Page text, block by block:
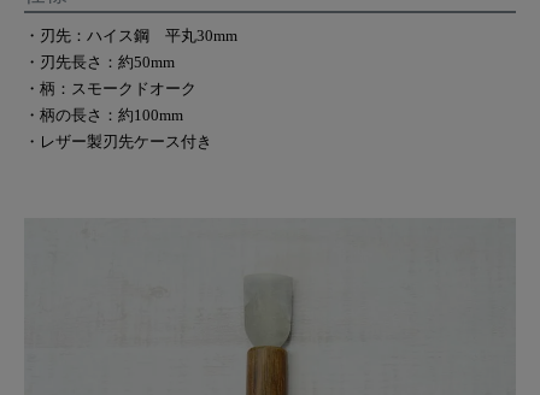
・刃先：ハイス鋼 平丸30mm
・刃先長さ：約50mm
・柄：スモークドオーク
・柄の長さ：約100mm
・レザー製刃先ケース付き